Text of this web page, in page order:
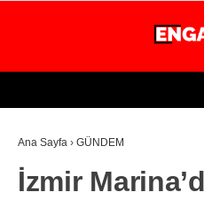
GÜNDEM
EKONOMİ
Ana Sayfa › GÜNDEM
İzmir